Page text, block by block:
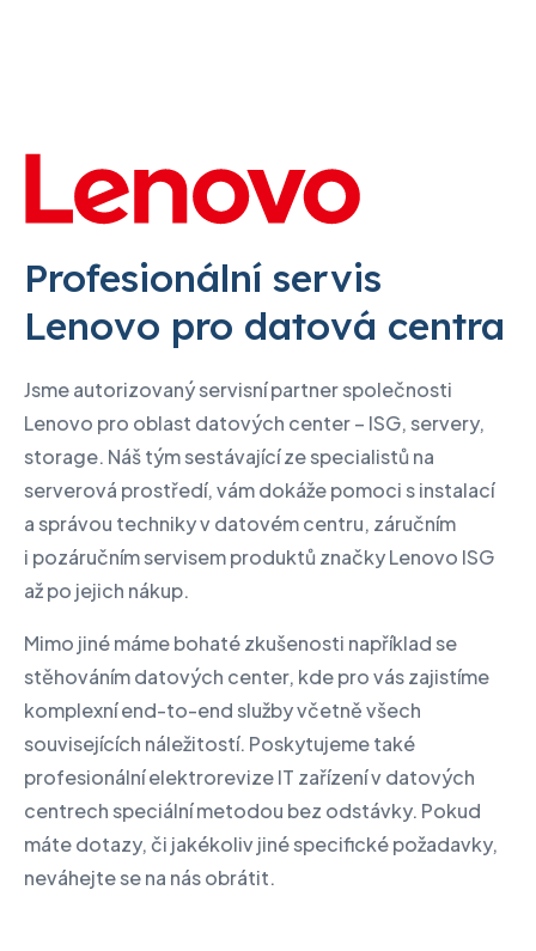
Profesionální servis
Lenovo pro datová centra
Jsme autorizovaný servisní partner společnosti
Lenovo pro oblast datových center – ISG, servery,
storage. Náš tým sestávající ze specialistů na
serverová prostředí, vám dokáže pomoci s instalací
a správou techniky v datovém centru, záručním
i pozáručním servisem produktů značky Lenovo ISG
až po jejich nákup.
Mimo jiné máme bohaté zkušenosti například se
stěhováním datových center, kde pro vás zajistíme
komplexní end-to-end služby včetně všech
souvisejících náležitostí. Poskytujeme také
profesionální elektrorevize IT zařízení v datových
centrech speciální metodou bez odstávky. Pokud
máte dotazy, či jakékoliv jiné specifické požadavky,
neváhejte se na nás obrátit.